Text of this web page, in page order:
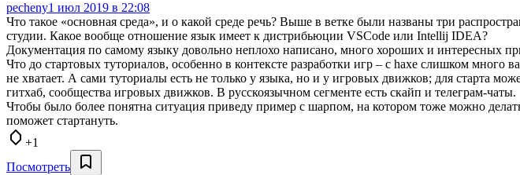
pecheny1 июл 2019 в 22:08
Что такое «основная среда», и о какой среде речь? Выше в ветке были названы три
студии. Какое вообще отношение язык имеет к дистрибьюции VSCode или Intellij IDEA?
Документация по самому языку довольно неплохо написано, много хороших и интересных
Что до стартовых туториалов, особенно в контексте разработки игр – с haxe слишком много
не хватает. А сами туториалы есть не только у языка, но и у игровых движков; для старта
гитхаб, сообщества игровых движков. В русскоязычном сегменте есть скайп и телеграм-чаты.
Чтобы было более понятна ситуация приведу пример с шарпом, на котором тоже можно
поможет стартануть.
+1
Посмотреть